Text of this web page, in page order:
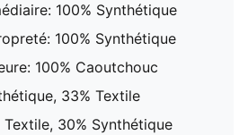
100% Synthétique
100% Synthétique
100% Caoutchouc
33% Textile
Textile, 30% Synthétique